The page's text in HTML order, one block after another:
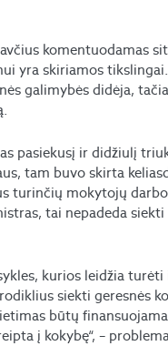
komentuodamas
yra skiriamos
galimybės didėja,
pasiekusį ir didžiulį
tam buvo skirta
turinčių mokytojų
tai nepadeda
kurios leidžia
siekti geresnės
būtų
į kokybę“, –